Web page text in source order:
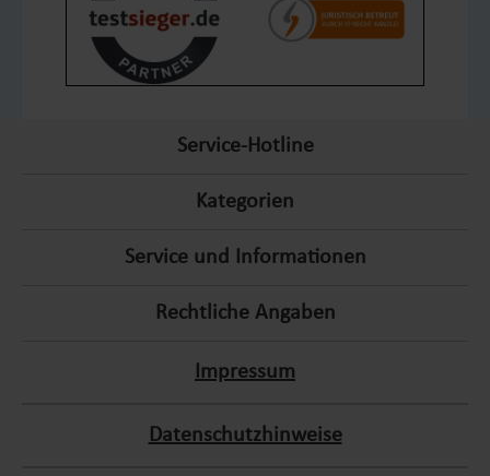
amet a augue. Sed non neque elit. Sed ut imperdiet nisi. Proin
condimentum fermentum nunc. E am pharetra, erat sed
weiterlesen fermentum feugiat, velit mauris egestas quam, ut
Service-Hotline
Kategorien
Service und Informationen
Rechtliche Angaben
Impressum
Datenschutzhinweise